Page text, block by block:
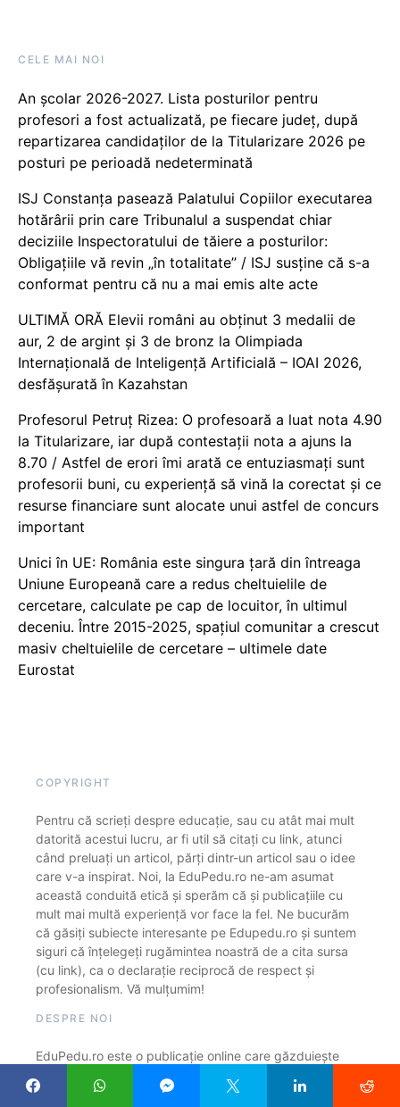
CELE MAI NOI
An școlar 2026-2027. Lista posturilor pentru
profesori a fost actualizată, pe fiecare județ, după
repartizarea candidaților de la Titularizare 2026 pe
posturi pe perioadă nedeterminată
ISJ Constanța pasează Palatului Copiilor executarea
hotărârii prin care Tribunalul a suspendat chiar
deciziile Inspectoratului de tăiere a posturilor:
Obligațiile vă revin „în totalitate” / ISJ susține că s-a
conformat pentru că nu a mai emis alte acte
ULTIMĂ ORĂ Elevii români au obținut 3 medalii de
aur, 2 de argint și 3 de bronz la Olimpiada
Internațională de Inteligență Artificială – IOAI 2026,
desfășurată în Kazahstan
Profesorul Petruț Rizea: O profesoară a luat nota 4.90
la Titularizare, iar după contestații nota a ajuns la
8.70 / Astfel de erori îmi arată ce entuziasmați sunt
profesorii buni, cu experiență să vină la corectat și ce
resurse financiare sunt alocate unui astfel de concurs
important
Unici în UE: România este singura țară din întreaga
Uniune Europeană care a redus cheltuielile de
cercetare, calculate pe cap de locuitor, în ultimul
deceniu. Între 2015-2025, spațiul comunitar a crescut
masiv cheltuielile de cercetare – ultimele date
Eurostat
COPYRIGHT
Pentru că scrieți despre educație, sau cu atât mai mult
datorită acestui lucru, ar fi util să citați cu link, atunci
când preluați un articol, părți dintr-un articol sau o idee
care v-a inspirat. Noi, la EduPedu.ro ne-am asumat
această conduită etică și sperăm că și publicațiile cu
mult mai multă experiență vor face la fel. Ne bucurăm
că găsiți subiecte interesante pe Edupedu.ro și suntem
siguri că înțelegeți rugămintea noastră de a cita sursa
(cu link), ca o declarație reciprocă de respect și
profesionalism. Vă mulțumim!
DESPRE NOI
EduPedu.ro este o publicație online care găzduiește
exclusiv articole din domeniul educației și cercetării.
Urmărim constant cum sunt educați copiii noștri, cine și